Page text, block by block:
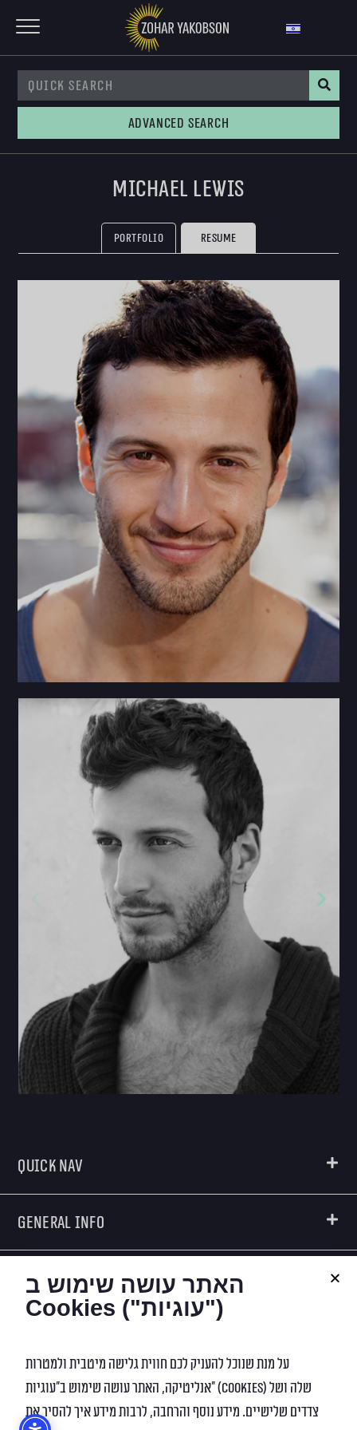
Advanced Search
Michael Lewis
Portfolio Resume
Quick Nav
General Info
Creators
Digital Marketing
האתר עושה שימוש ב
Cookies ("עוגיות")
על מנת שנוכל להעניק לכם חווית גלישה מיטבית ולמטרות
אנליטיקה, האתר עושה שימוש ב”עוגיות” (Cookies) שלה ושל
צדדים שלישיים. מידע נוסף והרחבה, לרבות מידע איך להסיר את